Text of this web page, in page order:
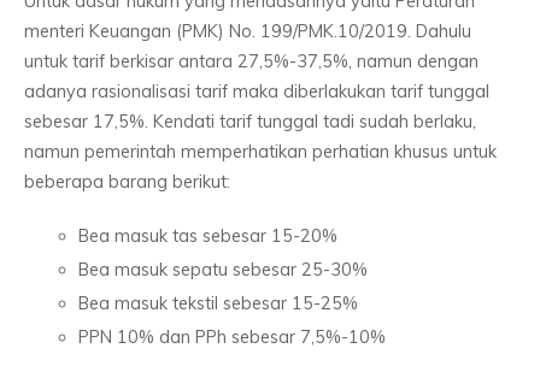
menteri Keuangan (PMK) No. 199/PMK.10/2019. Dahulu
untuk tarif berkisar antara 27,5%-37,5%, namun dengan
adanya rasionalisasi tarif maka diberlakukan tarif tunggal
sebesar 17,5%. Kendati tarif tunggal tadi sudah berlaku,
namun pemerintah memperhatikan perhatian khusus untuk
beberapa barang berikut:
Bea masuk tas sebesar 15-20%
Bea masuk sepatu sebesar 25-30%
Bea masuk tekstil sebesar 15-25%
PPN 10% dan PPh sebesar 7,5%-10%